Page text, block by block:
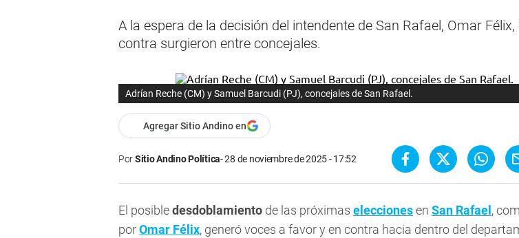
A la espera de la decisión del intendente de San Rafael, Omar
contra surgieron entre concejales.
Adrían Reche (CM) y Samuel Barcudi (PJ), concejales de San Rafael.
Agregar Sitio Andino en
PorSitio Andino Política 28 de noviembre de 2025 - 17:52
El posibledesdoblamiento de las próximas eleccionesen San Rafael ,
porOmar Félix, generó voces a favor y en contra hacia dentro del